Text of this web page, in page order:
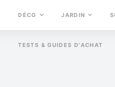
DÉCO JARDIN
TESTS & GUIDES D’ACHAT